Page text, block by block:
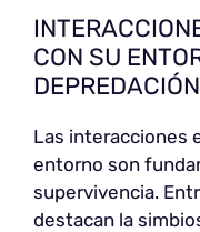
CON SU
Las interacciones
entorno son
supervivencia.
destacan la